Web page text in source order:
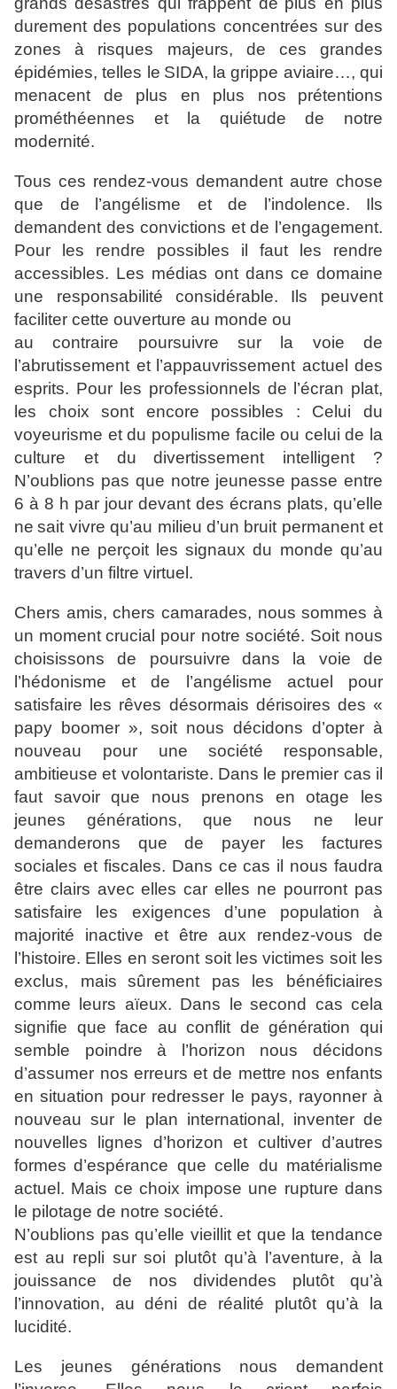
durement des populations concentrées sur des
zones à risques majeurs, de ces grandes
épidémies, telles le SIDA, la grippe aviaire…, qui
menacent de plus en plus nos
prétentions
prométhéennes et la quiétude de notre
modernité.
Tous ces rendez-vous demandent autre chose
que de
l’angélisme et de l’indolence. Ils
demandent des convictions et de l’engagement.
Pour les rendre possibles il faut les rendre
accessibles. Les médias ont dans ce domaine
une responsabilité
considérable. Ils peuvent
faciliter cette ouverture au monde ou
au contraire poursuivre sur la voie de
l’abrutissement et l’appauvrissement actuel des
esprits. Pour les professionnels de
l’écran plat,
les choix sont encore possibles : Celui du
voyeurisme et du populisme facile ou celui de la
culture et du
divertissement intelligent ?
N’oublions pas que notre jeunesse passe entre
6 à 8 h par jour devant des écrans plats, qu’elle
ne sait vivre qu’au milieu d’un bruit permanent et
qu’elle ne perçoit les signaux du monde qu’au
travers d’un filtre virtuel.
Chers amis, chers camarades, nous sommes à
un moment crucial pour notre société. Soit nous
choisissons de poursuivre
dans la voie de
l’hédonisme et de l’angélisme actuel pour
satisfaire les rêves désormais dérisoires des «
papy boomer », soit nous décidons d’opter à
nouveau pour une société
responsable,
ambitieuse et volontariste. Dans le premier cas il
faut savoir que nous prenons en otage les
jeunes générations,
que nous ne leur
demanderons que de payer les factures
sociales et fiscales. Dans ce cas il nous faudra
être clairs avec elles car elles ne pourront pas
satisfaire les exigences d’une
population à
majorité inactive et être aux rendez-vous de
l’histoire. Elles en seront soit les victimes soit les
exclus, mais
sûrement pas les bénéficiaires
comme leurs aïeux. Dans le second cas cela
signifie que face au conflit de génération qui
semble poindre à l’horizon nous décidons
d’assumer nos erreurs et de mettre nos enfants
en situation pour redresser le pays, rayonner à
nouveau sur le plan international, inventer de
nouvelles lignes d’horizon et cultiver d’autres
formes d’espérance que celle du matérialisme
actuel. Mais ce choix impose une rupture dans
le pilotage de notre société.
N’oublions pas qu’elle vieillit et que la tendance
est au repli sur soi plutôt qu’à l’aventure, à la
jouissance de nos dividendes
plutôt qu’à
l’innovation, au déni de réalité plutôt qu’à la
lucidité.
Les jeunes générations nous demandent